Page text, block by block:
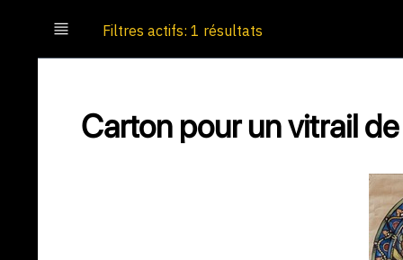
Filtres actifs: 1 résultats
Carton pour un vitrail